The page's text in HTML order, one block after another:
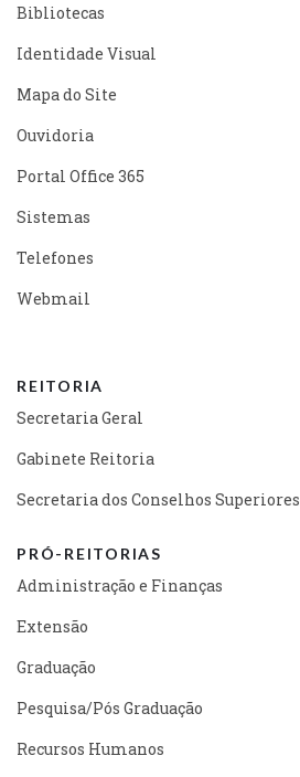
Bibliotecas
Identidade Visual
Mapa do Site
Ouvidoria
Portal Office 365
Sistemas
Telefones
Webmail
REITORIA
Secretaria Geral
Gabinete Reitoria
Secretaria dos Conselhos Superiores
PRÓ-REITORIAS
Administração e Finanças
Extensão
Graduação
Pesquisa/Pós Graduação
Recursos Humanos